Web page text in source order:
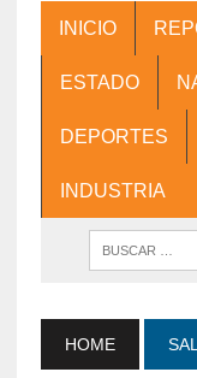
INICIO
ESTADO
DEPORTES
INDUSTRIA
HOME